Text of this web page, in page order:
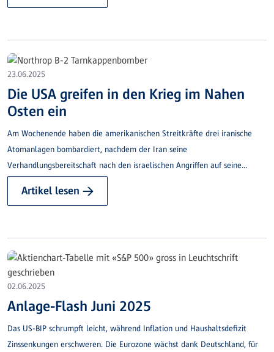
23.06.2025
Die USA greifen in den Krieg im Nahen
Osten ein
Am Wochenende haben die amerikanischen Streitkräfte drei iranische
Atomanlagen bombardiert, nachdem der Iran seine
Verhandlungsbereitschaft nach den israelischen Angriffen auf seine
Artikel lesen →
02.06.2025
Anlage-Flash Juni 2025
Das US-BIP schrumpft leicht, während Inflation und Haushaltsdefizit
Zinssenkungen erschweren. Die Eurozone wächst dank Deutschland, für